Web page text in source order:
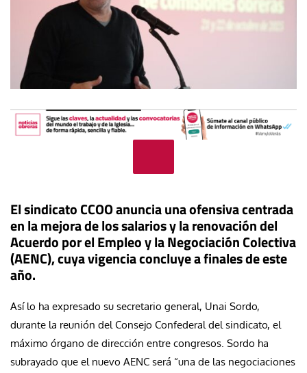
El sindicato CCOO anuncia una ofensiva centrada
en la mejora de los salarios y la renovación del
Acuerdo por el Empleo y la Negociación Colectiva
(AENC), cuya vigencia concluye a finales de este
año.
Así lo ha expresado su secretario general, Unai Sordo,
durante la reunión del Consejo Confederal del sindicato, el
máximo órgano de dirección entre congresos. Sordo ha
subrayado que el nuevo AENC será “una de las negociaciones